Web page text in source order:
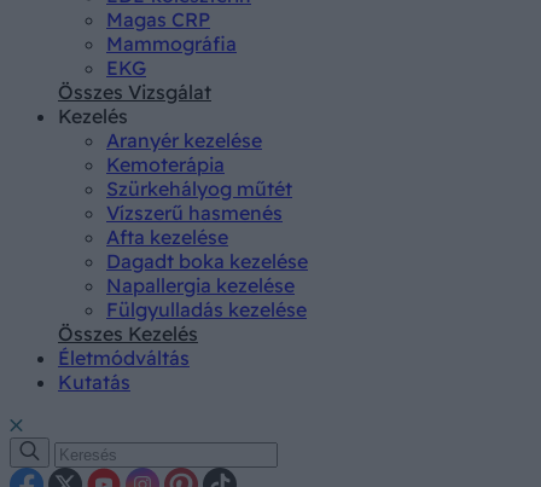
Magas CRP
Mammográfia
EKG
Összes Vizsgálat
Kezelés
Aranyér kezelése
Kemoterápia
Szürkehályog műtét
Vízszerű hasmenés
Afta kezelése
Dagadt boka kezelése
Napallergia kezelése
Fülgyulladás kezelése
Összes Kezelés
Életmódváltás
Kutatás